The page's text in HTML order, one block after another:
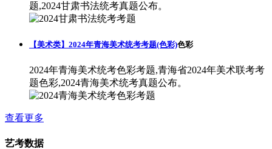
题,2024甘肃书法统考真题公布。
【美术类】2024年青海美术统考考题(色彩)色彩
2024年青海美术统考色彩考题,青海省2024年美术联考考
题色彩,2024青海美术统考真题公布。
查看更多
艺考数据